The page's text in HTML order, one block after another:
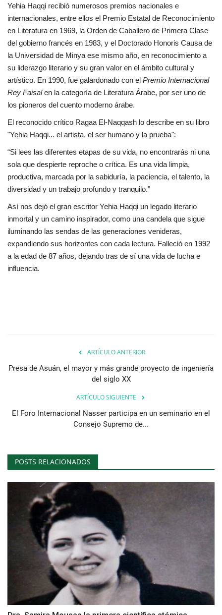
Yehia Haqqi recibió numerosos premios nacionales e
internacionales, entre ellos el Premio Estatal de Reconocimiento
en Literatura en 1969, la Orden de Caballero de Primera Clase
del gobierno francés en 1983, y el Doctorado Honoris Causa de
la Universidad de Minya ese mismo año, en reconocimiento a
su liderazgo literario y su gran valor en el ámbito cultural y
artístico. En 1990, fue galardonado con el Premio Internacional
Rey Faisalen la categoría de Literatura Árabe, por ser uno de
los pioneros del cuento moderno árabe.
El reconocido crítico Ragaa El-Naqqash lo describe en su libro
"Yehia Haqqi... el artista, el ser humano y la prueba":
“Si lees las diferentes etapas de su vida, no encontrarás ni una
sola que despierte reproche o crítica. Es una vida limpia,
productiva, marcada por la sabiduría, la paciencia, el talento, la
diversidad y un trabajo profundo y tranquilo.”
Así nos dejó el gran escritor Yehia Haqqi un legado literario
inmortal y un camino inspirador, como una candela que sigue
iluminando las sendas de las generaciones venideras,
expandiendo sus horizontes con cada lectura. Falleció en 1992
a la edad de 87 años, dejando tras de sí una vida de lucha e
influencia.
ARTÍCULO ANTERIOR
Presa de Asuán, el mayor y más grande proyecto de ingeniería
del siglo XX
ARTÍCULO SIGUIENTE
El Foro Internacional Nasser participa en un seminario en el
Consejo Supremo de...
POSTS RELACIONADOS